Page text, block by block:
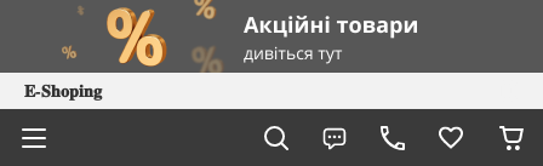
𝐄-𝐒𝐡𝐨𝐩𝐢𝐧𝐠